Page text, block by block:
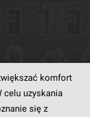
komfort
celu uzyskania
się z